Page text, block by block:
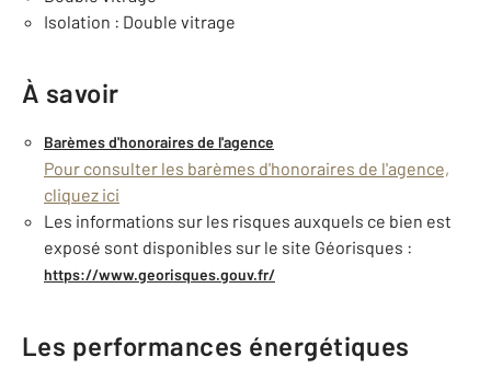
Isolation : Double vitrage
À savoir
Barèmes d'honoraires de l'agence
Pour consulter les barèmes d'honoraires de l'agence,
cliquez ici
Les informations sur les risques auxquels ce bien est
exposé sont disponibles sur le site Géorisques :
https://www.georisques.gouv.fr/
Les performances énergétiques